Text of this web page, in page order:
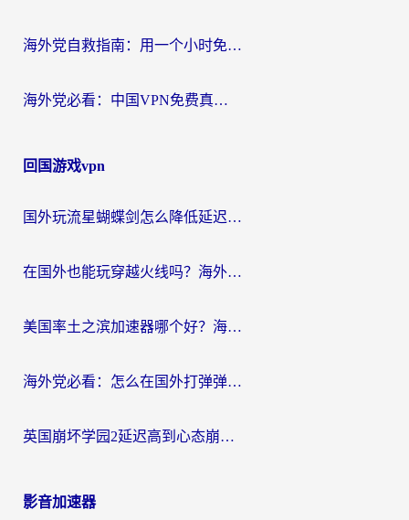
海外党自救指南：用一个小时免费加速器，轻松打破国内资源访问壁垒？
海外党必看：中国VPN免费真的靠谱吗？手把手教你选对回国加速器
回国游戏vpn
国外玩流星蝴蝶剑怎么降低延迟？海外党必看的加速秘籍（含欧洲鸣潮&彩虹岛优化攻略）
在国外也能玩穿越火线吗？海外玩家国服游戏畅玩终极指南
美国率土之滨加速器哪个好？海外党国服游戏畅玩终极指南（附多游戏解决方案）
海外党必看：怎么在国外打弹弹堂不卡？番茄加速器亲测指南
英国崩坏学园2延迟高到心态崩？海外党国服游戏加速终极指南
影音加速器